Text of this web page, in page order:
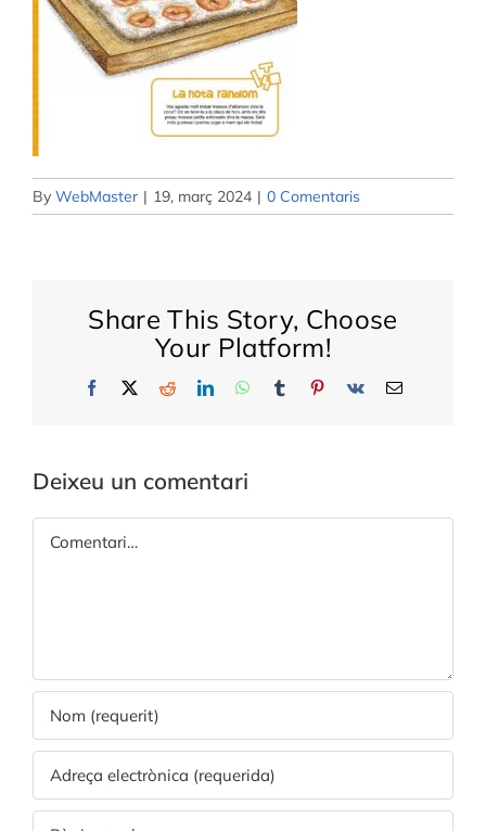
WooCommerce Cart
By WebMaster | 19, març 2024 | 0 Comentaris
Share This Story, Choose
Your Platform!
Facebook RedditLinkedInWhatsApp
Tumblr Pinterest
Vk Email:
Deixeu un comentari
Comment